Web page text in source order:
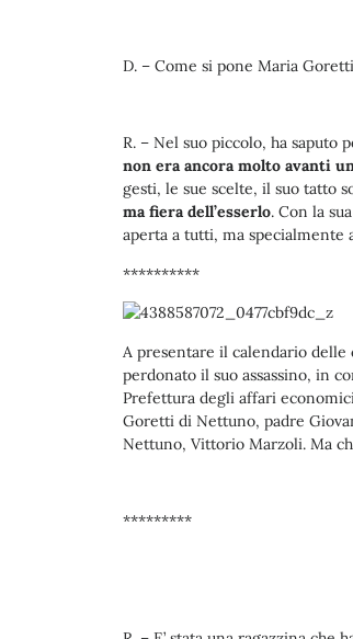
D. – Come si pone Maria
R. – Nel suo piccolo, ha saputo
non era ancora molto avanti
gesti, le sue scelte, il suo tatto
ma fiera dell’esserlo. Con la
aperta a tutti, ma specialmente
**********
A presentare il calendario delle
perdonato il suo assassino, in
Prefettura degli affari
Goretti di Nettuno, padre
Nettuno, Vittorio Marzoli. Ma
*********